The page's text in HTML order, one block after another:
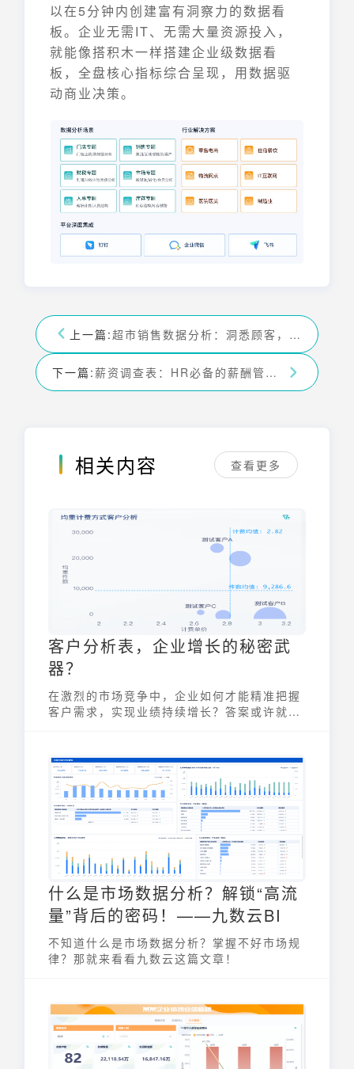
以在5分钟内创建富有洞察力的数据看
板。企业无需IT、无需大量资源投入，
就能像搭积木一样搭建企业级数据看
板，全盘核心指标综合呈现，用数据驱
动商业决策。
上一篇: 超市销售数据分析：洞悉顾客，驱动盈利增长
下一篇: 薪资调查表：HR必备的薪酬管理利器
相关内容 查看更多
客户分析表，企业增长的秘密武
器？
在激烈的市场竞争中，企业如何才能精准把握
客户需求，实现业绩持续增长？答案或许就藏
密武器。通过系统性地整理和分析客户数据，
企业可以深入了解客户的行为特征、偏好与需
求，从而制定更有效的销售策略和市场决策。
什么是市场数据分析？解锁“高流
量”背后的密码！——九数云BI
不知道什么是市场数据分析？掌握不好市场规
律？那就来看看九数云这篇文章！